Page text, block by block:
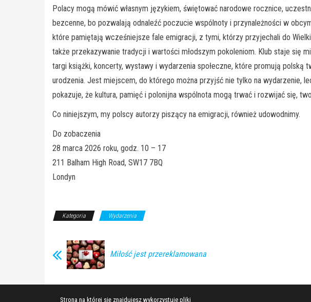
Polacy mogą mówić własnym językiem, świętować narodowe rocznice,
bezcenne, bo pozwalają odnaleźć poczucie wspólnoty i przynależności w
które pamiętają wcześniejsze fale emigracji, z tymi, którzy przyjechali do
także przekazywanie tradycji i wartości młodszym pokoleniom. Klub staje się
targi książki, koncerty, wystawy i wydarzenia społeczne, które promują
urodzenia. Jest miejscem, do którego można przyjść nie tylko na wydarzenie,
pokazuje, że kultura, pamięć i polonijna wspólnota mogą trwać i rozwijać się,
Co niniejszym, my polscy autorzy piszący na emigracji, również udowodnimy.
Do zobaczenia
28 marca 2026 roku, godz. 10 – 17
211 Balham High Road, SW17 7BQ
Londyn
Kategoria Wydarzenia
Miłość jest przereklamowana
Strona na której się znajdujesz wykorzystuje pliki